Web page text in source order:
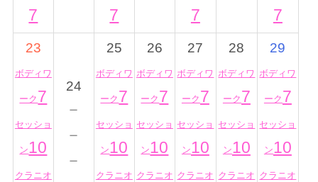
7 7 7 7
23
ボディワ
ーク 7
セッショ
ン10
クラニオ
24
－
－
－
25
ボディワ
ーク 7
セッショ
ン10
クラニオ
26
ボディワ
ーク 7
セッショ
ン10
クラニオ
27
ボディワ
ーク 7
セッショ
ン10
クラニオ
28
ボディワ
ーク 7
セッショ
ン10
クラニオ
29
ボディワ
ーク 7
セッショ
ン10
クラニオ